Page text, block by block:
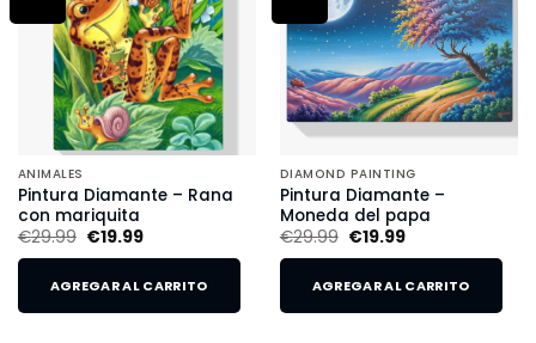
ANIMALES
Pintura Diamante – Rana
con mariquita
€29.99 €19.99
AGREGAR AL CARRITO
DIAMOND PAINTING
Pintura Diamante –
Moneda del papa
€29.99 €19.99
AGREGAR AL CARRITO